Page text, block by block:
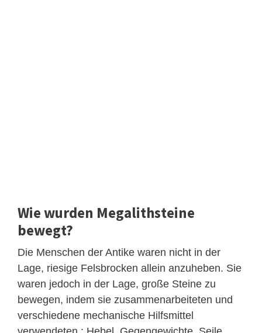
Wie wurden Megalithsteine ​​
bewegt?
Die Menschen der Antike waren nicht in der
Lage, riesige Felsbrocken allein anzuheben. Sie
waren jedoch in der Lage, große Steine ​​zu
bewegen, indem sie zusammenarbeiteten und
verschiedene mechanische Hilfsmittel